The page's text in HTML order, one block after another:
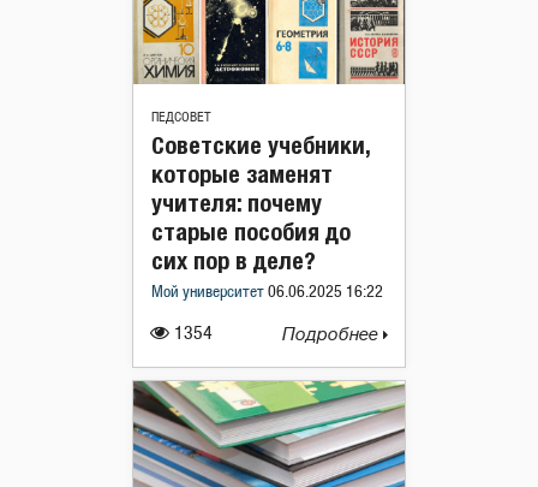
ПЕДСОВЕТ
1354
Советские учебники,
которые заменят
учителя: почему
старые пособия до
сих пор в деле?
Мой университет 06.06.2025 16:22
Подробнее